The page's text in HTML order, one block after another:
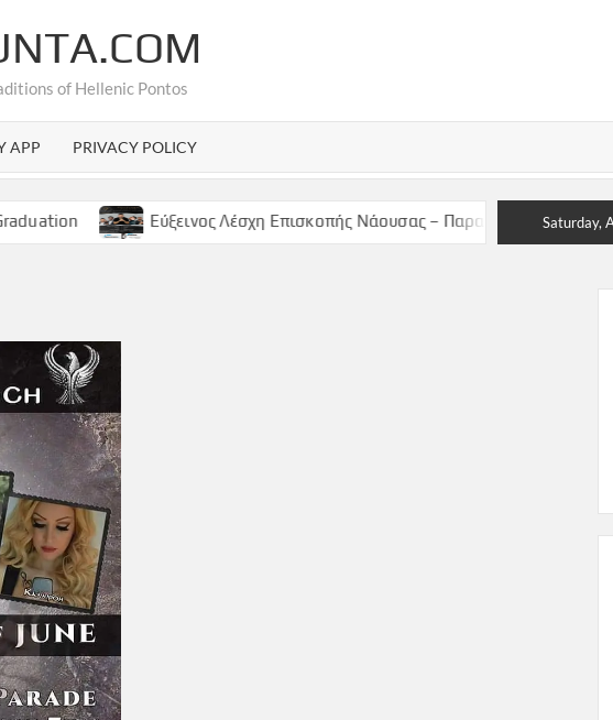
of Hellenic Pontos
APP PRIVACY POLICY
Εύξεινος Λέσχη Επισκοπής Νάουσας – Παρασκευή 9 Μαϊου, 2025Saturday,